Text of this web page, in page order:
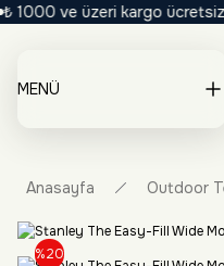
ve üzeri kargo ücretsiz
MENÜ
Anasayfa Outdoor
%20